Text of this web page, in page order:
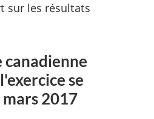
sur les résultats
canadienne
se
2017